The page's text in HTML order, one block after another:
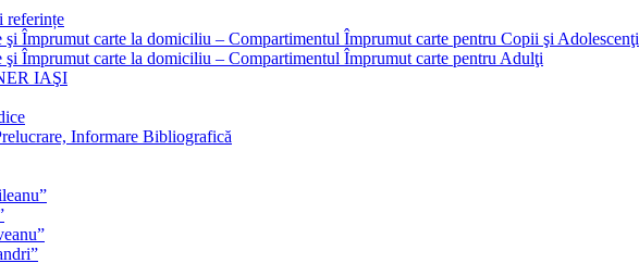
referințe
şi Împrumut carte la domiciliu – Compartimentul Împrumut carte pentru Copii şi Adolescenţi
şi Împrumut carte la domiciliu – Compartimentul Împrumut carte pentru Adulţi
IAŞI
Informare Bibliografică